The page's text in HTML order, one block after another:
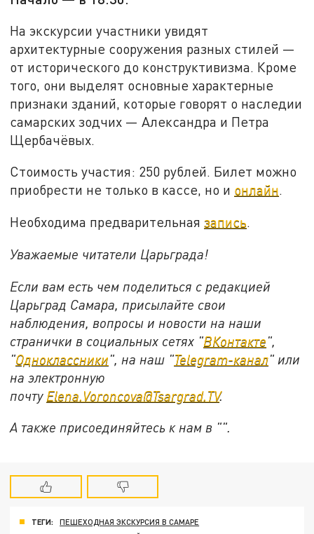
На экскурсии участники увидят
архитектурные сооружения разных стилей —
от исторического до конструктивизма. Кроме
того, они выделят основные характерные
признаки зданий, которые говорят о наследии
самарских зодчих — Александра и Петра
Щербачёвых.
Стоимость участия: 250 рублей. Билет можно
приобрести не только в кассе, но и онлайн.
Необходима предварительнаязапись.
Уважаемые читатели Царьграда!
Если вам есть чем поделиться с редакцией
Царьград Самара, присылайте свои
наблюдения, вопросы и новости на наши
странички в социальных сетях "ВКонтакте",
"Одноклассники", на наш "Telegram-канал" или
на электронную
почту Elena.Voroncova@Tsargrad.TV.
А также присоединяйтесь к нам в "".
ТЕГИ:
ПЕШЕХОДНАЯ ЭКСКУРСИЯ В САМАРЕ